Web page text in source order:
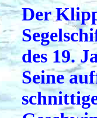
Der
des 19.
Seine